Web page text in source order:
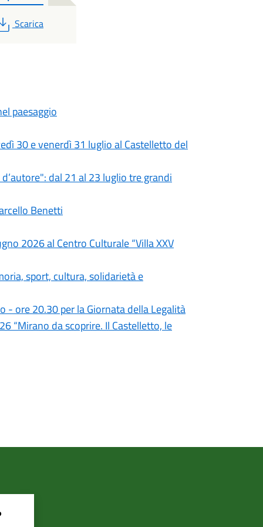
PDF
Scarica
paesaggio
30 e venerdì 31 luglio al Castelletto del
dal 21 al 23 luglio tre grandi
Benetti
2026 al Centro Culturale “Villa XXV
sport, cultura, solidarietà e
- ore 20.30 per la Giornata della Legalità
“Mirano da scoprire. Il Castelletto, le